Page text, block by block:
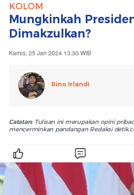
KOLOM
Mungkinkah
Dimakzulkan?
Kamis, 25 Jan 2024 13:30 WIB
Rino Irlandi
Catatan:Tulisan ini merupakan opini
mencerminkan pandangan Redaksi